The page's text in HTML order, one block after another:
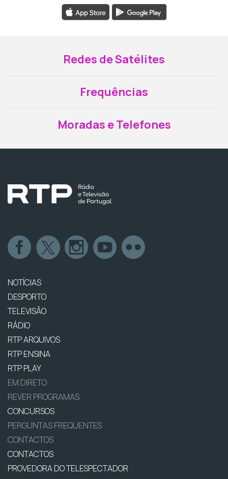
Redes de Satélites
Frequências
Moradas e Telefones
NOTÍCIAS
DESPORTO
TELEVISÃO
RÁDIO
RTP ARQUIVOS
RTP ENSINA
RTP PLAY
EM DIRETO
REVER PROGRAMAS
CONCURSOS
PERGUNTAS FREQUENTES
CONTACTOS
CONTACTOS
PROVEDORA DO TELESPECTADOR